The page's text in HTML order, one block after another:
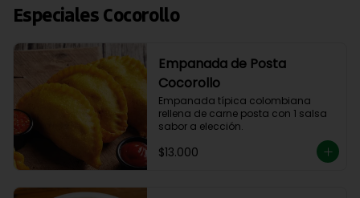
Especiales Cocorollo
Empanada de Posta
Cocorollo
Empanada típica colombiana
rellena de carne posta con 1 salsa
sabor a elección.
$13.000